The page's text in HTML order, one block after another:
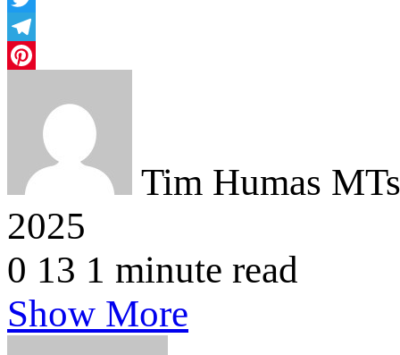
Twitter
Telegram
Tim Humas
2025
0 13 1 minute read
Show More